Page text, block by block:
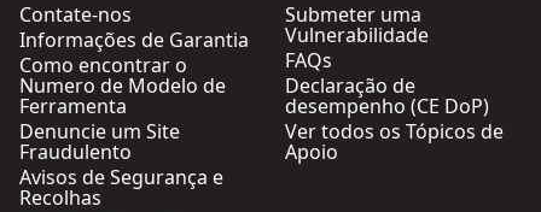
Contate-nos
Informações de Garantia
Como encontrar o
Numero de Modelo de
Ferramenta
Denuncie um Site
Fraudulento
Avisos de Segurança e
Recolhas
Submeter uma
Vulnerabilidade
FAQs
Declaração de
desempenho (CE DoP)
Ver todos os Tópicos de
Apoio